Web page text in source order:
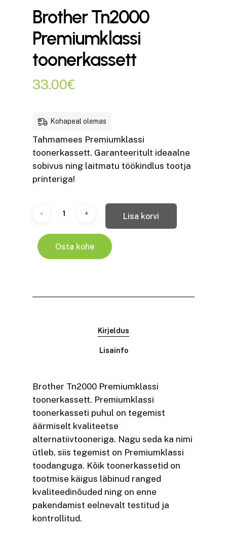
Brother Tn2000
Premiumklassi
toonerkassett
33.00€
Kohapeal olemas
Tahmamees Premiumklassi
toonerkassett. Garanteeritult ideaalne
sobivus ning laitmatu töökindlus tootja
printeriga!
Lisa korvi
Osta kohe
Kirjeldus
Lisainfo
Brother Tn2000 Premiumklassi
toonerkassett. Premiumklassi
toonerkasseti puhul on tegemist
äärmiselt kvaliteetse
alternatiivtooneriga. Nagu seda ka nimi
ütleb, siis tegemist on Premiumklassi
toodanguga. Kõik toonerkassetid on
tootmise käigus läbinud ranged
kvaliteedinõuded ning on enne
pakendamist eelnevalt testitud ja
kontrollitud.